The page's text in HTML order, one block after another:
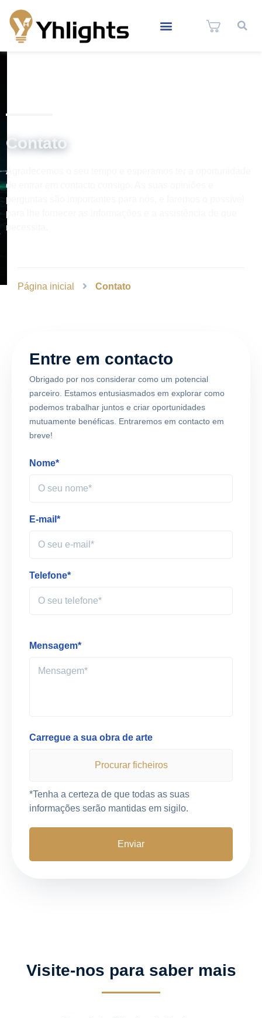
Contato
Agradecemos o seu tempo e esperamos ter a oportunidade
de entrar em contacto consigo. As suas opiniões e
perguntas são importantes para nós, e faremos o possível
para lhe fornecer as informações e a assistência de que
necessita.
Página inicial Contato
Entre em contacto
Obrigado por nos considerar como um potencial
parceiro. Estamos entusiasmados em explorar como
podemos trabalhar juntos e criar oportunidades
mutuamente benéficas. Entraremos em contacto em
breve!
Nome*
E-mail*
Telefone*
Mensagem*
Carregue a sua obra de arte
Procurar ficheiros
*Tenha a certeza de que todas as suas
informações serão mantidas em sigilo.
Visite-nos para saber mais